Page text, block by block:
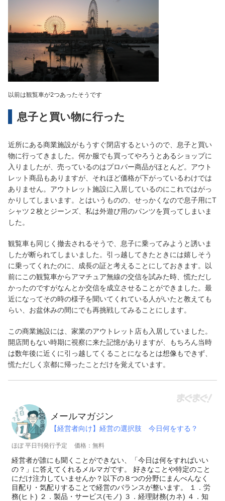
以前は観覧車が2つあったそうです
息子と買い物に行った
近所にある商業施設がもうすぐ閉店するというので、息子と買い
物に行ってきました。何か服でも買ってやろうとあるショップに
入りましたが、売っているのはプロパー商品がほとんど。アウト
レット商品もありますが、それほど価格が下がっているわけでは
ありません。アウトレット施設に入居しているのにこれではがっ
かりしてしまいます。とはいうものの、せっかくなので息子用にT
シャツ２枚とジーンズ、私は外遊び用のパンツを買ってしまいま
した。
観覧車も同じく撤去されるそうで、息子に乗ってみようと誘いま
したが断られてしまいました。引っ越してきたときには嬉しそう
に乗ってくれたのに、成長の証と考えることにしておきます。以
前にこの観覧車からアマチュア無線の交信を試みた時、慌ただし
かったのですがなんとか交信を成立させることができました。最
近になってその時の様子を聞いてくれている人がいたと教えても
らい、お盆休みの間にでも再挑戦してみることにします。
この商業施設には、家業のアウトレット店も入居していました。
開店間もない時期に視察に来た記憶がありますが、もちろん当時
は数年後に近くに引っ越してくることになるとは想像もできず、
慌ただしく京都に帰ったことだけを覚えています。
メールマガジン
【経営者向け】経営の選択肢 今日何をする？
ほぼ 平日刊発行予定 価格：無料
経営者が誰にも聞くことができない、「今日は何をすればいい
の？」に答えてくれるメルマガです。 好きなことや特定のこと
にだけ注力していませんか？以下の８つの分野にまんべんなく
目配り・気配りすることで経営のバランスが整います。 １．労
務(ヒト) ２．製品・サービス(モノ) ３．経理財務(カネ) ４．知